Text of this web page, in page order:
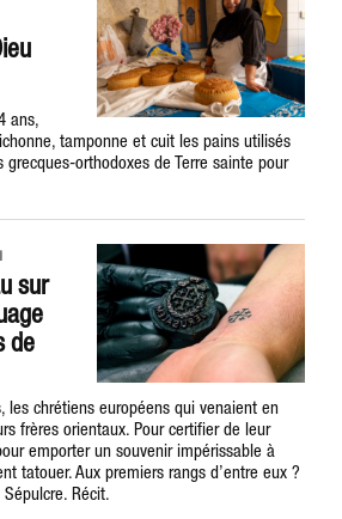
ans,
tamponne et cuit les pains utilisés
grecques-orthodoxes de Terre sainte pour
sur
de
les chrétiens européens qui venaient en
frères orientaux. Pour certifier de leur
emporter un souvenir impérissable à
tatouer. Aux premiers rangs d’entre eux ?
Récit.